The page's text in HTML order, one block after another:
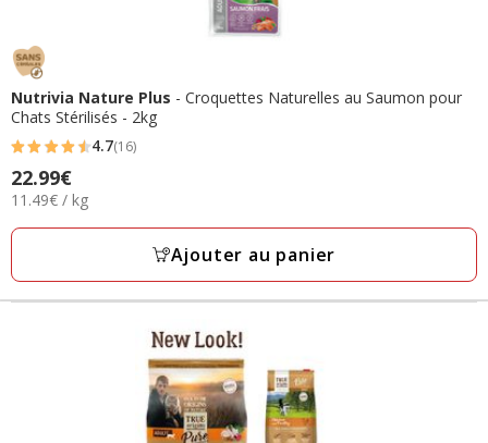
Nutrivia Nature Plus - Croquettes Naturelles au Saumon pour
Chats Stérilisés - 2kg
4.7
étoiles
avec
16
4.7(16)
Prix
22.99€
22.99€
11.49€
Kg
11.49€ / kg
Ajouter au panier